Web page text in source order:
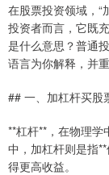
在股票投资领域，“
投资者而言，它既
是什么意思？普通
语言为你解释，并
## 一、加杠杆买股
**杠杆**，在物理学
中，加杠杆则是指
得更高收益。